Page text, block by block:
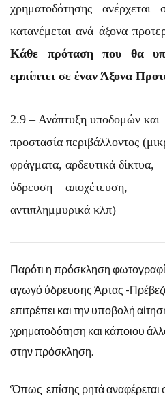
χρηματοδότησης ανέρχεται
κατανέμεται ανά άξονα
Κάθε
πρόταση
που θα
εμπίπτει σε έναν Άξονα
2.9 – Ανάπτυξη υποδομών και
προστασία περιβάλλοντος
φράγματα, αρδευτικά δίκτυα,
ύδρευση – αποχέτευση,
αντιπλημμυρικά κλπ)
Παρότι η πρόσκληση
αγωγό ύδρευσης Άρτας -
επιτρέπει και την υποβολή
χρηματοδότηση και κάποιου
στην πρόσκληση.
‘Όπως επίσης ρητά